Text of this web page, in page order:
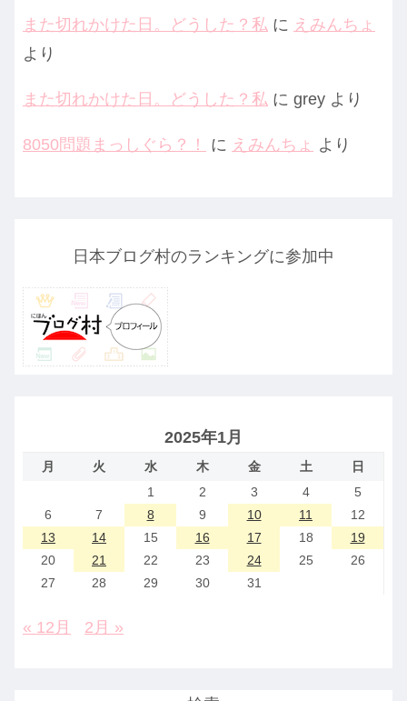
また切れかけた日。どうした？私 に えみんちょ
より
また切れかけた日。どうした？私 に grey より
8050問題まっしぐら？！ に えみんちょ より
日本ブログ村のランキングに参加中
2025年1月
月 火 水 木 金 土
日
1
2 3 4
5
6
7 8 9 10 11
12
13
14 15 16 17 18
19
20
21 22 23 24 25
26
27
28 29 30 31
« 12月 2月 »